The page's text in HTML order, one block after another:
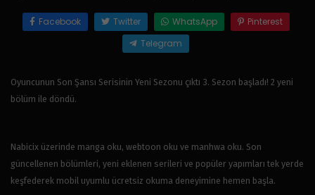
Facebook Twitter WhatsApp
Pinterest
Telegram
Oyuncunun Son Şansı Serisinin Yeni Sezonu çıktı 3. Sezon başladı! 2 yeni
bölüm ile döndü.
Nabicix üzerinde manga oku, webtoon oku ve manhwa oku. Son
güncellenen bölümleri, yeni eklenen serileri ve popüler yapımları tek yerde
keşfederek mobil uyumlu ücretsiz okuma deneyimine hemen başla.